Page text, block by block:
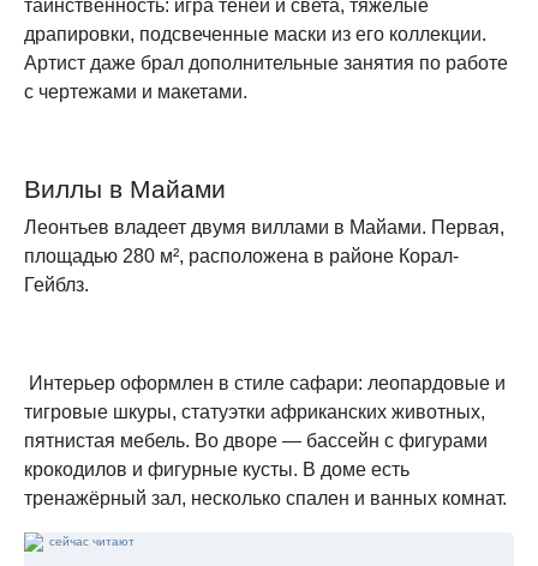
таинственность: игра теней и света, тяжёлые
драпировки, подсвеченные маски из его коллекции.
Артист даже брал дополнительные занятия по работе
с чертежами и макетами.
Виллы в Майами
Леонтьев владеет двумя виллами в Майами. Первая,
площадью 280 м², расположена в районе Корал-
Гейблз.
Интерьер оформлен в стиле сафари: леопардовые и
тигровые шкуры, статуэтки африканских животных,
пятнистая мебель. Во дворе — бассейн с фигурами
крокодилов и фигурные кусты. В доме есть
тренажёрный зал, несколько спален и ванных комнат.
сейчас читают